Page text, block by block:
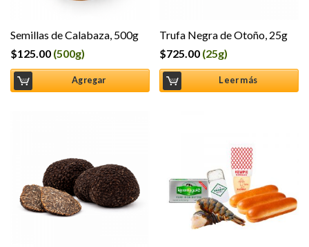
Semillas de Calabaza, 500g
$125.00 (500g)
Agregar
Trufa Negra de Otoño, 25g
$725.00 (25g)
Leer más